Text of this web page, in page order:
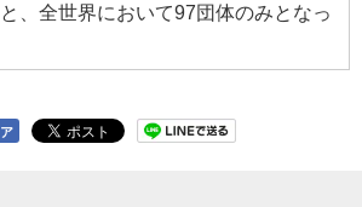
、全世界において97団体のみとなっ